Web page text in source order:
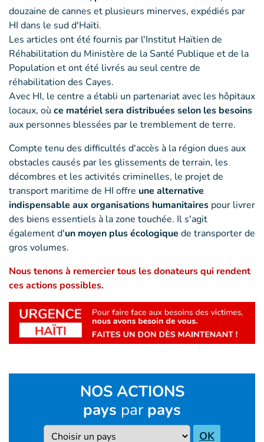
douzaine de cannes et plusieurs minerves, expédiés par
HI dans le sud d'Haïti.
Les articles ont été fournis par l'Institut Haïtien de
Réhabilitation du Ministère de la Santé Publique et de la
Population et ont été livrés au seul centre de
réhabilitation des Cayes.
Avec HI, le centre a établi un partenariat avec les hôpitaux
locaux, où ce matériel sera distribuées selon les besoins
aux personnes blessées par le tremblement de terre.
Compte tenu des difficultés d'accès à la région dues aux
obstacles causés par les glissements de terrain, les
décombres et les activités criminelles, le projet de
transport maritime de HI offre une alternative
indispensable aux organisations humanitaires pour livrer
des biens essentiels à la zone touchée. Il s'agit
également d'un moyen plus écologique de transporter de
gros volumes.
Nous tenons à remercier tous les donateurs qui rendent
ces actions possibles.
NOS ACTIONS
pays par pays
Pays OK